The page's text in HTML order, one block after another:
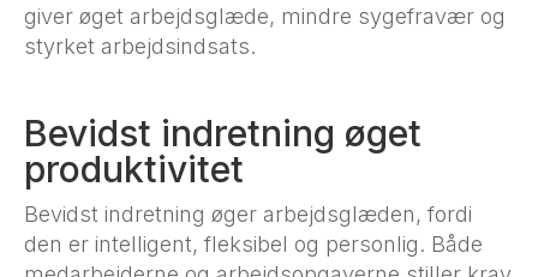
giver øget arbejdsglæde, mindre sygefravær og
styrket arbejdsindsats.
Bevidst indretning øget
produktivitet
Bevidst indretning øger arbejdsglæden, fordi
den er intelligent, fleksibel og personlig. Både